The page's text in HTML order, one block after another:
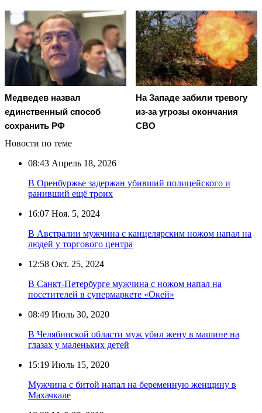
Медведев назвал
единственный способ
сохранить РФ
На Западе забили тревогу
из-за угрозы окончания
СВО
Новости по теме
08:43 Апрель 18, 2026
В Оренбуржье задержан убивший полицейского и
ранивший ещё троих
16:07 Ноя. 5, 2024
В Австралии мужчина с канцелярским ножом напал на
людей у торгового центра
12:58 Окт. 25, 2024
В Санкт-Петербурге мужчина с ножом напал на
посетителей в супермаркете «Окей»
08:49 Июль 30, 2020
В Челябинской области муж убил жену в машине на
глазах у маленьких детей
15:19 Июль 15, 2020
Мужчина с битой напал на беременную женщину в
Махачкале